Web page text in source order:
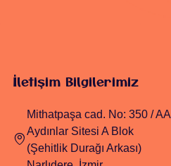
İletişim Bilgilerimiz
Mithatpaşa cad. No: 350 / AA
Aydınlar Sitesi A Blok
(Şehitlik Durağı Arkası)